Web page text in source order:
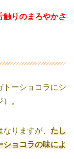
触りのまろやかさ
トーショコラにシ
。
りますが、 たし
ショコラの味によ